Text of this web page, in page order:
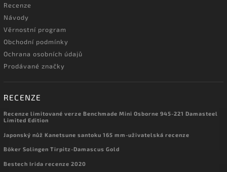
Recenze
Návody
Věrnostní program
Obchodní podmínky
Ochrana osobních údajů
Prodávané značky
RECENZE
Recenze limitované verze Benchmade Mini Osborne 945-221 Damasteel
Limited Edition
Japonský nůž Kanetsune santoku 165 mm-uživatelská recenze
Böker Solingen Tirpitz-Damascus Gold
Bestech Irida recenze 2020